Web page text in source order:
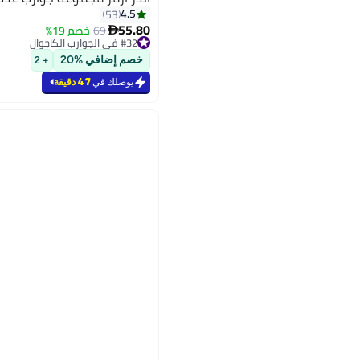
4.5
53
55.80
69 خصم 19% #32 في الجوارب الكاجوال
بتخلّص بسرعة
#32 في الجوارب الكاجوال
خصم إضافي %20 + 2
يوصلك في47 دقيقة